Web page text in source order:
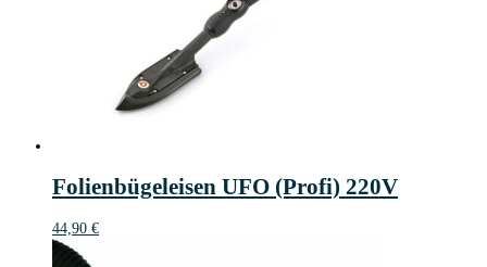
Folienbügeleisen UFO (Profi) 220V
44,90 €